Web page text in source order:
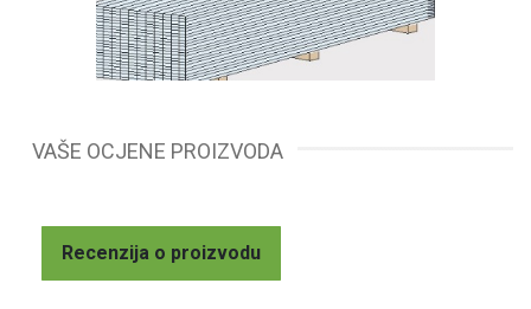
VAŠE OCJENE PROIZVODA
Recenzija o proizvodu